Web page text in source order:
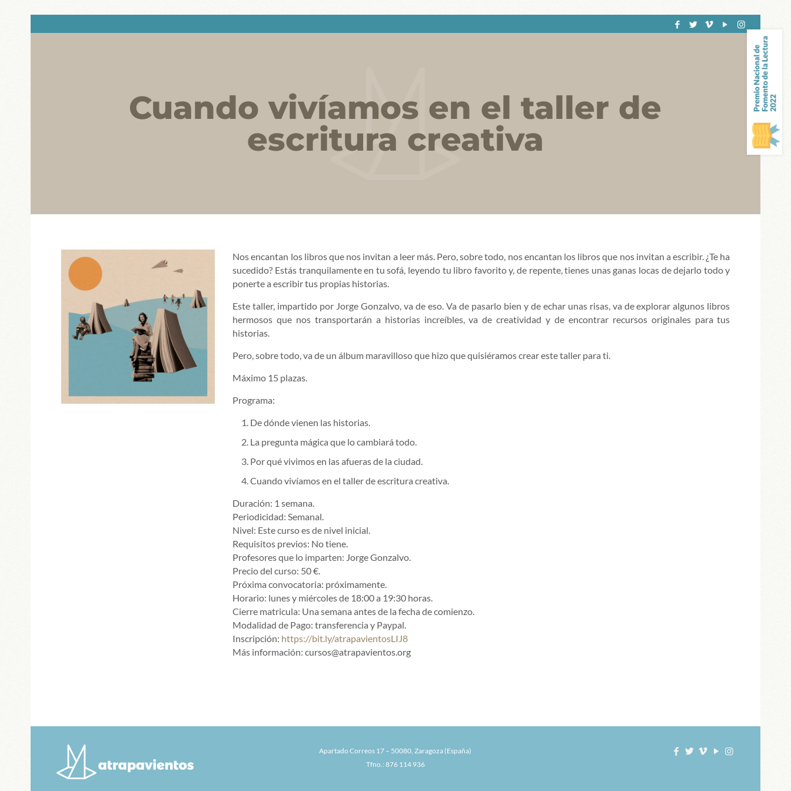
Cuando vivíamos en el taller de
escritura creativa
Nos encantan los libros que nos invitan a leer más. Pero, sobre todo, nos encantan los libros que nos invitan a escribir. ¿Te ha
sucedido? Estás tranquilamente en tu sofá, leyendo tu libro favorito y, de repente, tienes unas ganas locas de dejarlo todo y
ponerte a escribir tus propias historias.
Este taller, impartido por Jorge Gonzalvo, va de eso. Va de pasarlo bien y de echar unas risas, va de explorar algunos libros
hermosos que nos transportarán a historias increíbles, va de creatividad y de encontrar recursos originales para tus
historias.
Pero, sobre todo, va de un álbum maravilloso que hizo que quisiéramos crear este taller para ti.
Máximo 15 plazas.
Programa:
De dónde vienen las historias.
La pregunta mágica que lo cambiará todo.
Por qué vivimos en las afueras de la ciudad.
Cuando vivíamos en el taller de escritura creativa.
Duración: 1 semana.
Periodicidad: Semanal.
Nivel: Este curso es de nivel inicial.
Requisitos previos: No tiene.
Profesores que lo imparten: Jorge Gonzalvo.
Precio del curso: 50 €.
Próxima convocatoria: próximamente.
Horario: lunes y miércoles de 18:00 a 19:30 horas.
Cierre matricula: Una semana antes de la fecha de comienzo.
Modalidad de Pago: transferencia y Paypal.
Inscripción: https://bit.ly/atrapavientosLIJ8
Más información: cursos@atrapavientos.org
Apartado Correos 17 – 50080, Zaragoza (España)
Tfno.: 876 114 936